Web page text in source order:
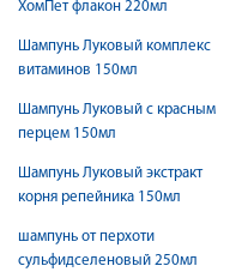
ХомПет флакон 220мл
Шампунь Луковый комплекс
витаминов 150мл
Шампунь Луковый с красным
перцем 150мл
Шампунь Луковый экстракт
корня репейника 150мл
шампунь от перхоти
сульфидселеновый 250мл